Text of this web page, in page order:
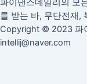
파이낸스데일리의 모
를 받는 바, 무단전재,
Copyright © 2023 파
intellij@naver.com